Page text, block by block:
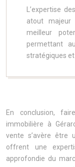
L’expertise
atout
meilleur
permettant
stratégiques et
En conclusion,
immobilière à
vente s’avère être
offrent une
approfondie du